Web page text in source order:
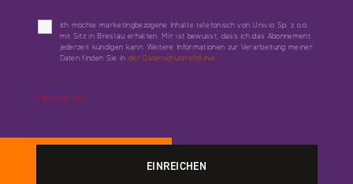
Ich möchte marketingbezogene Inhalte telefonisch von Univio Sp. z o.o.
mit Sitz in Breslau erhalten. Mir ist bewusst, dass ich das Abonnement
jederzeit kündigen kann. Weitere Informationen zur Verarbeitung meiner
Daten finden Sie in der Datenschutzrichtlinie.
* Erforderlich